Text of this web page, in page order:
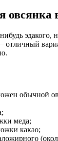
эдакого,
– отличный
обычной
меда;
какао;